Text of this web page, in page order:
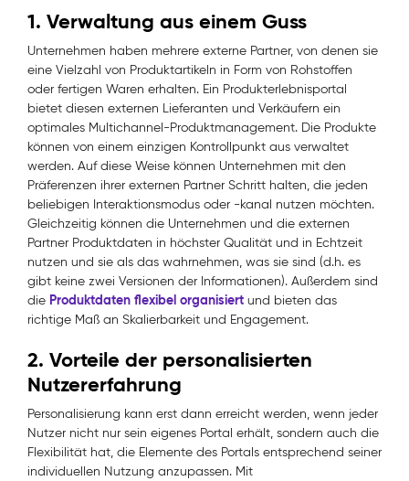
1. Verwaltung aus einem Guss
Unternehmen haben mehrere externe Partner, von denen sie
eine Vielzahl von Produktartikeln in Form von Rohstoffen
oder fertigen Waren erhalten. Ein Produkterlebnisportal
bietet diesen externen Lieferanten und Verkäufern ein
optimales Multichannel-Produktmanagement. Die Produkte
können von einem einzigen Kontrollpunkt aus verwaltet
werden. Auf diese Weise können Unternehmen mit den
Präferenzen ihrer externen Partner Schritt halten, die jeden
beliebigen Interaktionsmodus oder -kanal nutzen möchten.
Gleichzeitig können die Unternehmen und die externen
Partner Produktdaten in höchster Qualität und in Echtzeit
nutzen und sie als das wahrnehmen, was sie sind (d.h. es
gibt keine zwei Versionen der Informationen). Außerdem sind
die Produktdaten flexibel organisiert und bieten das
richtige Maß an Skalierbarkeit und Engagement.
2. Vorteile der personalisierten
Nutzererfahrung
Personalisierung kann erst dann erreicht werden, wenn jeder
Nutzer nicht nur sein eigenes Portal erhält, sondern auch die
Flexibilität hat, die Elemente des Portals entsprechend seiner
individuellen Nutzung anzupassen. Mit